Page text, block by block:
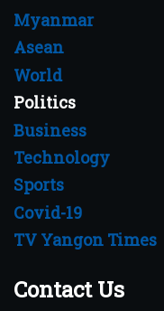
Myanmar
Asean
World
Politics
Business
Technology
Sports
Covid-19
TV Yangon Times
Contact Us